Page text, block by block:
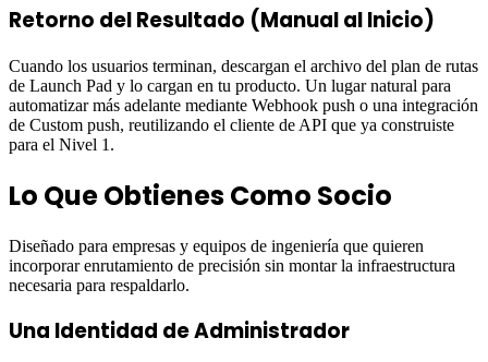
Retorno del Resultado (Manual al Inicio)
Cuando los usuarios terminan, descargan el archivo del plan de rutas
de Launch Pad y lo cargan en tu producto. Un lugar natural para
automatizar más adelante mediante Webhook push o una integración
de Custom push, reutilizando el cliente de API que ya construiste
para el Nivel 1.
Lo Que Obtienes Como Socio
Diseñado para empresas y equipos de ingeniería que quieren
incorporar enrutamiento de precisión sin montar la infraestructura
necesaria para respaldarlo.
Una Identidad de Administrador